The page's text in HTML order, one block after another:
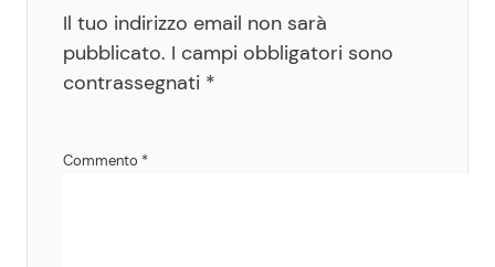
Il tuo indirizzo email non sarà
pubblicato. I campi obbligatori sono
contrassegnati *
Commento *